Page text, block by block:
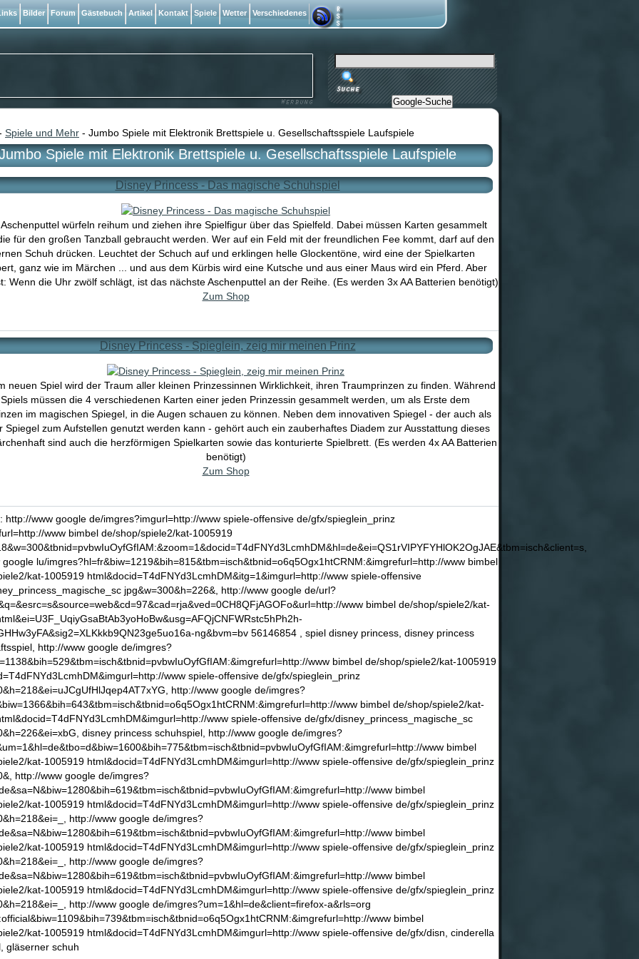
Spiele und Mehr - Jumbo Spiele mit Elektronik Brettspiele u. Gesellschaftsspiele Laufspiele
Spiele mit Elektronik Brettspiele u. Gesellschaftsspiele Laufspiele
Disney Princess - Das magische Schuhspiel
würfeln reihum und ziehen ihre Spielfigur über das Spielfeld. Dabei müssen Karten gesammelt
für den großen Tanzball gebraucht werden. Wer auf ein Feld mit der freundlichen Fee kommt, darf auf den
Schuh drücken. Leuchtet der Schuch auf und erklingen helle Glockentöne, wird eine der Spielkarten
ganz wie im Märchen ... und aus dem Kürbis wird eine Kutsche und aus einer Maus wird ein Pferd. Aber
Wenn die Uhr zwölf schlägt, ist das nächste Aschenputtel an der Reihe. (Es werden 3x AA Batterien benötigt)
Zum Shop
Disney Princess - Spieglein, zeig mir meinen Prinz
neuen Spiel wird der Traum aller kleinen Prinzessinnen Wirklichkeit, ihren Traumprinzen zu finden. Während
müssen die 4 verschiedenen Karten einer jeden Prinzessin gesammelt werden, um als Erste dem
im magischen Spiegel, in die Augen schauen zu können. Neben dem innovativen Spiegel - der auch als
Spiegel zum Aufstellen genutzt werden kann - gehört auch ein zauberhaftes Diadem zur Ausstattung dieses
sind auch die herzförmigen Spielkarten sowie das konturierte Spielbrett. (Es werden 4x AA Batterien
benötigt)
Zum Shop
http://www google de/imgres?imgurl=http://www spiele-offensive de/gfx/spieglein_prinz
www bimbel de/shop/spiele2/kat-1005919
google lu/imgres?hl=fr&biw=1219&bih=815&tbm=isch&tbnid=o6q5Ogx1htCRNM:&imgrefurl=http://www bimbel
kat-1005919 html&docid=T4dFNYd3LcmhDM&itg=1&imgurl=http://www spiele-offensive
jpg&w=300&h=226&, http://www google de/url?
www bimbel de/shop/spiele2/kat-
ng&bvm=bv 56146854 , spiel disney princess, disney princess
http://www google de/imgres?
www bimbel de/shop/spiele2/kat-1005919
www spiele-offensive de/gfx/spieglein_prinz
http://www google de/imgres?
www bimbel de/shop/spiele2/kat-
www spiele-offensive de/gfx/disney_princess_magische_sc
disney princess schuhspiel, http://www google de/imgres?
www bimbel
kat-1005919 html&docid=T4dFNYd3LcmhDM&imgurl=http://www spiele-offensive de/gfx/spieglein_prinz
http://www google de/imgres?
www bimbel
kat-1005919 html&docid=T4dFNYd3LcmhDM&imgurl=http://www spiele-offensive de/gfx/spieglein_prinz
http://www google de/imgres?
www bimbel
kat-1005919 html&docid=T4dFNYd3LcmhDM&imgurl=http://www spiele-offensive de/gfx/spieglein_prinz
http://www google de/imgres?
www bimbel
kat-1005919 html&docid=T4dFNYd3LcmhDM&imgurl=http://www spiele-offensive de/gfx/spieglein_prinz
http://www google de/imgres?um=1&hl=de&client=firefox-a&rls=org
www bimbel
kat-1005919 html&docid=T4dFNYd3LcmhDM&imgurl=http://www spiele-offensive de/gfx/disn, cinderella
gläserner schuh
Bilder Forum Gästebuch Artikel Kontakt Spiele Wetter Verschiedenes
Google-Suche